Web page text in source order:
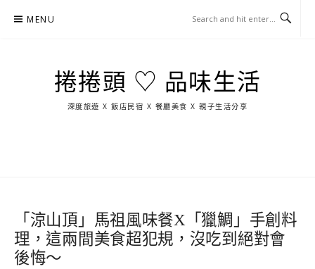
MENU
捲捲頭 ♡ 品味生活
深度旅遊 X 飯店民宿 X 餐廳美食 X 親子生活分享
「涼山頂」馬祖風味餐X「獵鯛」手創料
理，這兩間美食超犯規，沒吃到絕對會
後悔～